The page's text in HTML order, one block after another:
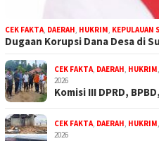
CEK FAKTA, DAERAH, HUKRIM, KEPULAUAN
Dugaan Korupsi Dana Desa di
CEK FAKTA, DAERAH, HUKRIM,
2026
Komisi III DPRD,
CEK FAKTA, DAERAH, HUKRIM,
2026